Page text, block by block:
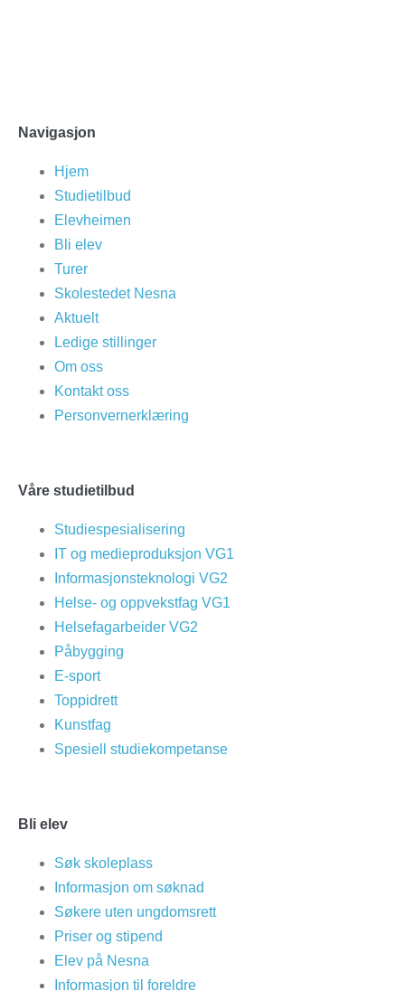
Navigasjon
Hjem
Studietilbud
Elevheimen
Bli elev
Turer
Skolestedet Nesna
Aktuelt
Ledige stillinger
Om oss
Kontakt oss
Personvernerklæring
Våre studietilbud
Studiespesialisering
IT og medieproduksjon VG1
Informasjonsteknologi VG2
Helse- og oppvekstfag VG1
Helsefagarbeider VG2
Påbygging
E-sport
Toppidrett
Kunstfag
Spesiell studiekompetanse
Bli elev
Søk skoleplass
Informasjon om søknad
Søkere uten ungdomsrett
Priser og stipend
Elev på Nesna
Informasjon til foreldre